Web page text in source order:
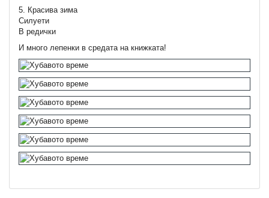
5. Красива зима
Силуети
В редички
И много лепенки в средата на книжката!